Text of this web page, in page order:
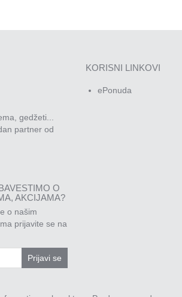
gedžeti...
partner od
KORISNI LINKOVI
ePonuda
O
AKCIJAMA?
o našim
prijavite se na
Prijavi se